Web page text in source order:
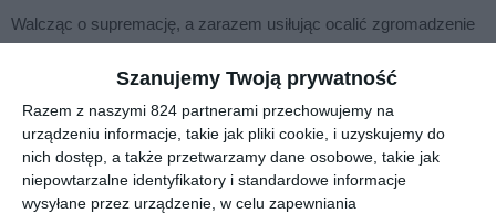
Szanujemy Twoją prywatność
Razem z naszymi 824 partnerami przechowujemy na
urządzeniu informacje, takie jak pliki cookie, i uzyskujemy do
nich dostęp, a także przetwarzamy dane osobowe, takie jak
niepowtarzalne identyfikatory i standardowe informacje
wysyłane przez urządzenie, w celu zapewniania
Walcząc o supremację, a zarazem usiłując ocalić zgromadzenie
Bene Gesserit układają diaboliczny plan. W jego centrum tkwią
kolejny ghola Duncana Idaho i żyjąca na Rakis dziewczyna,
która... rozkazuje czerwiom.
Oszałamiające połączenie przygody oraz mistycyzmu, ekologii i
polityki.